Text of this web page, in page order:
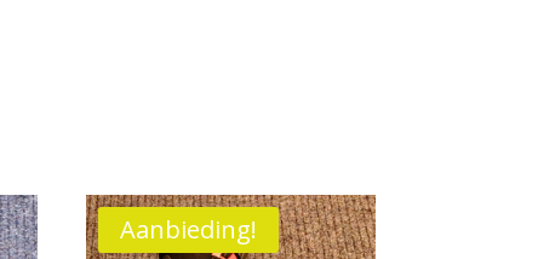
Aanbieding!